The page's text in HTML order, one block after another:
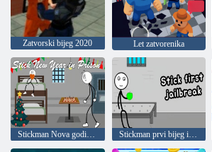
Zatvorski bijeg 2020 Let zatvorenika
Stickman prvi bijeg iz zatvora